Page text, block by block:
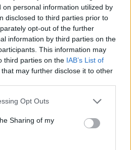
on personal information utilized by
disclosed to third parties prior to
opt-out of the further
information by third parties on the
This information may
third parties on the IAB’s List of
that may further disclose it to other
Opt Outs
Sharing of my
à la Luise Ross
en 1998, à la Biennale d’art
ainsi qu’à l’Institut des
Paris en 2008.
sa vie par des séjours
et en France, où il